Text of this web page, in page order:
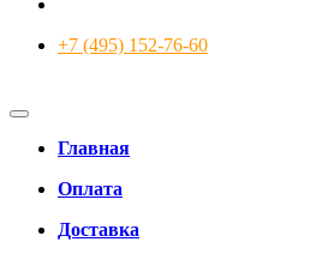
+7 (495) 152-76-60
Главная
Оплата
Доставка